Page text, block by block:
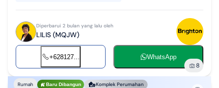
Diperbarui 2 bulan yang lalu oleh
LILIS (MQJW)
+628127... WhatsApp
8
Rumah Baru Dibangun Komplek Perumahan